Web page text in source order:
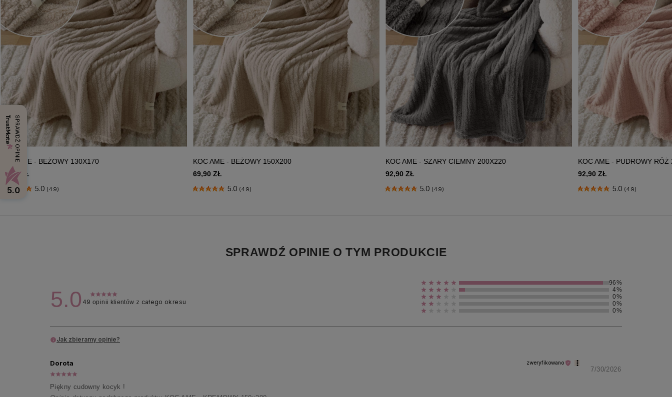
SPRAWDŹ OPINIE O TYM PRODUKCIE
5.0 49 opinii klientów z całego okresu
96%
4%
0%
0%
0%
Jak zbieramy opinie?
Dorota zweryfikowano
Piękny cudowny kocyk !
7/30/2026
KOC AME - BEŻOWY 130X170
57,90 ZŁ
5.0 (49)
KOC AME - BEŻOWY 150X200
69,90 ZŁ
5.0 (49)
KOC AME - SZARY CIEMNY 200X220
92,90 ZŁ
5.0 (49)
KOC AME - PUDROWY RÓŻ
92,90 ZŁ
5.0 (49)
SPRAWDŹ OPINIE
5.0